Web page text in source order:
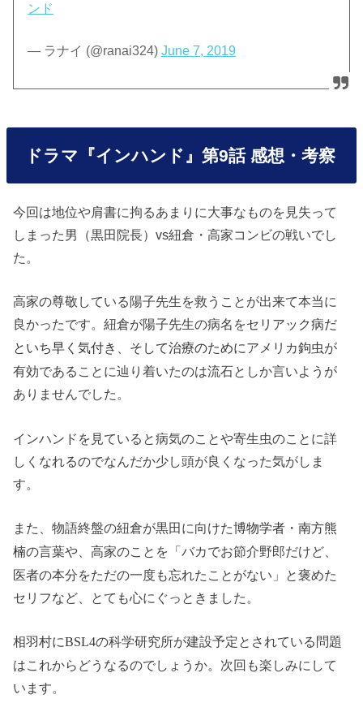
ンド
— ラナイ (@ranai324)June 7, 2019
ドラマ『インハンド』第9話 感想・考察
今回は地位や肩書に拘るあまりに大事なものを見失って
しまった男（黒田院長）vs紐倉・高家コンビの戦いでし
た。
高家の尊敬している陽子先生を救うことが出来て本当に
良かったです。紐倉が陽子先生の病名をセリアック病だ
といち早く気付き、そして治療のためにアメリカ鉤虫が
有効であることに辿り着いたのは流石としか言いようが
ありませんでした。
インハンドを見ていると病気のことや寄生虫のことに詳
しくなれるのでなんだか少し頭が良くなった気がしま
す。
また、物語終盤の紐倉が黒田に向けた博物学者・南方熊
楠の言葉や、高家のことを「バカでお節介野郎だけど、
医者の本分をただの一度も忘れたことがない」と褒めた
セリフなど、とても心にぐっときました。
相羽村にBSL4の科学研究所が建設予定とされている問題
はこれからどうなるのでしょうか。次回も楽しみにして
います。